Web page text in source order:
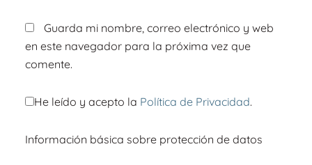
Guarda mi nombre, correo electrónico y web
en este navegador para la próxima vez que
comente.
He leído y acepto la Política de Privacidad.
Información básica sobre protección de datos